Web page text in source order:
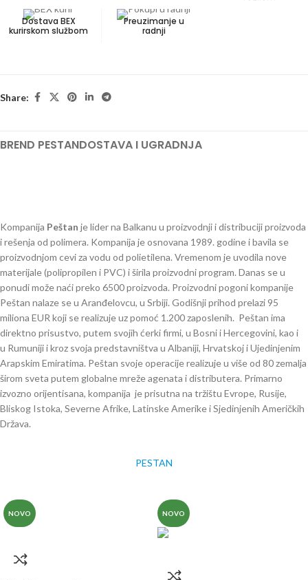
Dostava BEX
kurirskom službom
Preuzimanje u
radnji
Share:
BREND PESTANDOSTAVA I UGRADNJA
Kompanija Peštan je lider na Balkanu u proizvodnji i distribuciji proizvoda
i rešenja od polimera. Kompanija je osnovana 1989. godine i bavila se
proizvodnjom cevi za vodu od polietilena. Vremenom je uvodila nove
materijale (polipropilen i PVC) i širila proizvodni program. Danas se u
ponudi može naći preko 6500 proizvoda. Proizvodni pogoni kompanije
Peštan nalaze se u Aranđelovcu, u Srbiji. Godišnji prihod prelazi 95
miliona EUR koji se realizuje uz pomoć 1.200 zaposlenih. Peštan ima
direktno prisustvo, putem svojih ćerki firmi, u Bosni i Hercegovini, kao i
u Rumuniji i kroz svoja predstavništva u Albaniji, Hrvatskoj i Ujedinjenim
Arapskim Emiratima. Peštan svoje operacije realizuje u više od 80 zemalja
širom sveta putem globalne mreže agenata i distributera. Primarno
izvozno orijentisana, kompanija je prisutna na tržištu Evrope, Rusije,
Bliskog Istoka, Severne Afrike, Latinske Amerike i Sjedinjenih Američkih
Država.
PESTAN
NOVO NOVO